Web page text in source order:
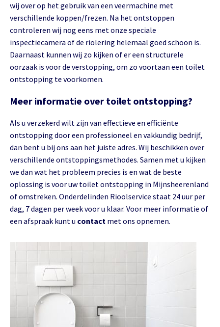
wij over op het gebruik van een veermachine met
verschillende koppen/frezen. Na het ontstoppen
controleren wij nog eens met onze speciale
inspectiecamera of de riolering helemaal goed schoon is.
Daarnaast kunnen wij zo kijken of er een structurele
oorzaak is voor de verstopping, om zo voortaan een toilet
ontstopping te voorkomen.
Meer informatie over toilet ontstopping?
Als u verzekerd wilt zijn van effectieve en efficiënte
ontstopping door een professioneel en vakkundig bedrijf,
dan bent u bij ons aan het juiste adres. Wij beschikken over
verschillende ontstoppingsmethodes. Samen met u kijken
we dan wat het probleem precies is en wat de beste
oplossing is voor uw toilet ontstopping in Mijnsheerenland
of omstreken. Onderdelinden Rioolservice staat 24 uur per
dag, 7 dagen per week voor u klaar. Voor meer informatie of
een afspraak kunt u contact met ons opnemen.